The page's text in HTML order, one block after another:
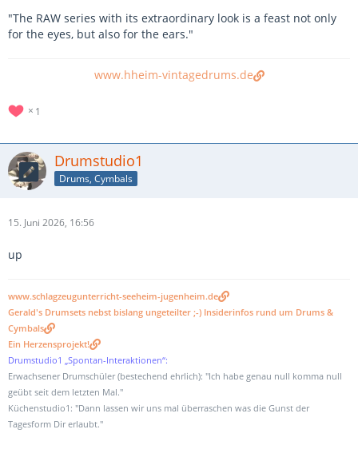
"The RAW series with its extraordinary look is a feast not only
for the eyes, but also for the ears."
www.hheim-vintagedrums.de
1
Drumstudio1
Drums, Cymbals
15. Juni 2026, 16:56
up
www.schlagzeugunterricht-seeheim-jugenheim.de
Gerald's Drumsets nebst bislang ungeteilter ;-) Insiderinfos rund um Drums &
Cymbals
Ein Herzensprojekt!
Drumstudio1 „Spontan-Interaktionen“:
Erwachsener Drumschüler (bestechend ehrlich): "Ich habe genau null komma null
geübt seit dem letzten Mal."
Küchenstudio1: "Dann lassen wir uns mal überraschen was die Gunst der
Tagesform Dir erlaubt."